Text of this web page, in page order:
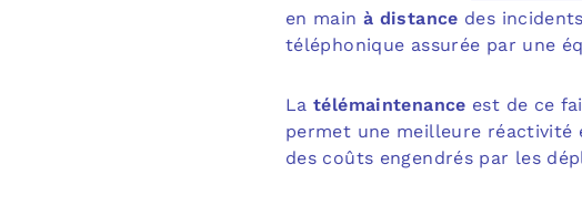
en main à distance des
téléphonique assurée par une
Latélémaintenance est de ce
permet une meilleure réactivité
des coûts engendrés par les